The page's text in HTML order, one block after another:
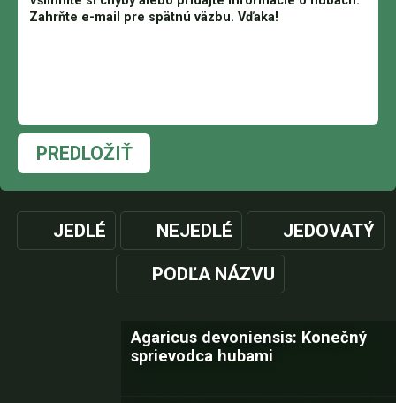
PREDLOŽIŤ
JEDLÉ NEJEDLÉ JEDOVATÝ
PODĽA NÁZVU
Agaricus devoniensis: Konečný
sprievodca hubami